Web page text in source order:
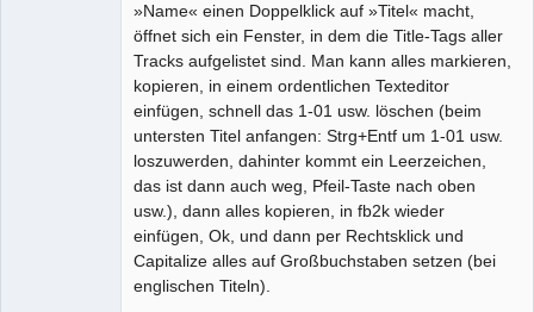
»Name« einen Doppelklick auf »Titel« macht,
öffnet sich ein Fenster, in dem die Title-Tags aller
Tracks aufgelistet sind. Man kann alles markieren,
kopieren, in einem ordentlichen Texteditor
einfügen, schnell das 1-01 usw. löschen (beim
untersten Titel anfangen: Strg+Entf um 1-01 usw.
loszuwerden, dahinter kommt ein Leerzeichen,
das ist dann auch weg, Pfeil-Taste nach oben
usw.), dann alles kopieren, in fb2k wieder
einfügen, Ok, und dann per Rechtsklick und
Capitalize alles auf Großbuchstaben setzen (bei
englischen Titeln).